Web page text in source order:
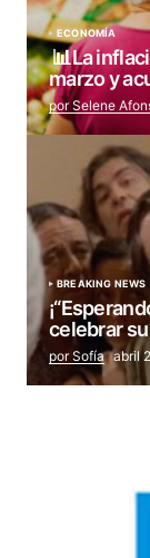
ECONOMÍA
📊La
marzo y
por Selene
BREAKING NEWS
celebrar
por Sofía abril